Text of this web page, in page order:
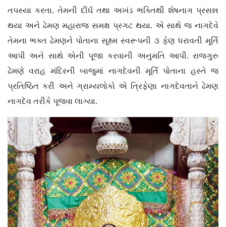
તપસ્યા કરતા. તેમની દીર્ઘ તથા અખંડ ભક્તિથી શેષનાગ પ્રસન્ન
થયા અને ઢેમણ મહારાજ સમક્ષ પ્રગટ થયા. એ સાથે જ નાગદેવે
તેમના ભક્ત ઢેમણને પોતાના સૂક્ષ્મ સ્વરૂપની ૩ ફેણ ધરાવતી મૂર્તિ
આપી અને સાથે એની પૂજા કરવાની અનુમતિ આપી. રાજગુરુ
ઢેમણે વરાહ મંદિરની બાજુમાં નાગદેવની મૂર્તિ પોતાના હસ્તે જ
પ્રતિષ્ઠિત કરી અને ગ્રામ્યલોકો એ ત્રિફેણા નાગદેવતાને ઢેમણ
નાગદેવ તરીકે પૂજવા લાગ્યા.